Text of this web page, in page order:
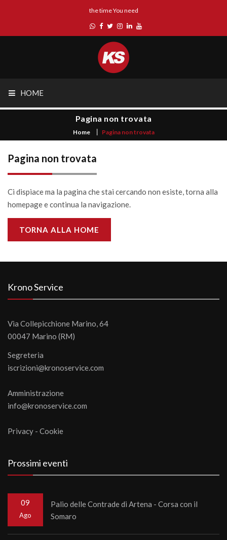
the time You need
HOME
Pagina non trovata
Home Pagina non trovata
Pagina non trovata
Ci dispiace ma la pagina che stai cercando non esiste, torna alla
homepage e continua la navigazione.
TORNA ALLA HOME
Krono Service
Via Collepicchione Marino, 64
00047 Marino (RM)
Segreteria
iscrizioni@kronoservice.com
Amministrazione
info@kronoservice.com
Privacy - Cookie
Prossimi eventi
09
Ago
Palio delle Contrade di Artena - Corsa con il
Somaro